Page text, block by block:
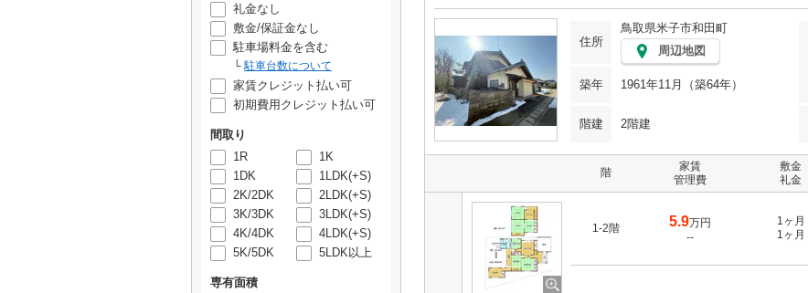
礼金なし
敷金/保証金なし
駐車場料金を含む
駐車台数について
家賃クレジット払い可
初期費用クレジット払い可
間取り
1R
1K
1DK
1LDK(+S)
2K/2DK
2LDK(+S)
3K/3DK
3LDK(+S)
4K/4DK
4LDK(+S)
5K/5DK
5LDK以上
専有面積
住所
鳥取県米子市和田町
周辺地図
築年 1961年11月（築64年）
階建 2階建
階
家賃
管理費
敷金
礼金
1-2階 5.9万円
--
1ヶ月
1ヶ月